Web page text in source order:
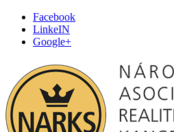
Facebook
LinkeIN
Google+